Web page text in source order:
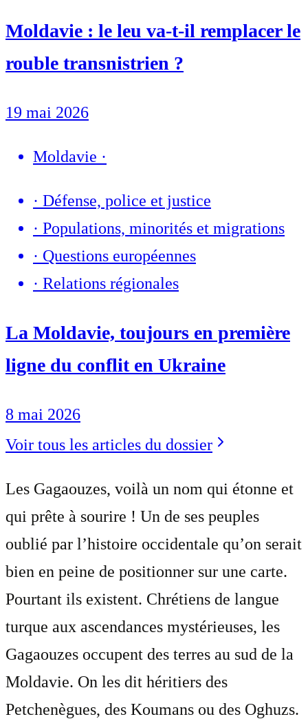
Moldavie : le leu va-t-il remplacer le
rouble transnistrien ?
19 mai 2026
Moldavie ·
· Défense, police et justice
· Populations, minorités et migrations
· Questions européennes
· Relations régionales
La Moldavie, toujours en première
ligne du conflit en Ukraine
8 mai 2026
Voir tous les articles du dossier
Les Gagaouzes, voilà un nom qui étonne et
qui prête à sourire ! Un de ses peuples
oublié par l’histoire occidentale qu’on serait
bien en peine de positionner sur une carte.
Pourtant ils existent. Chrétiens de langue
turque aux ascendances mystérieuses, les
Gagaouzes occupent des terres au sud de la
Moldavie. On les dit héritiers des
Petchenègues, des Koumans ou des Oghuzs.